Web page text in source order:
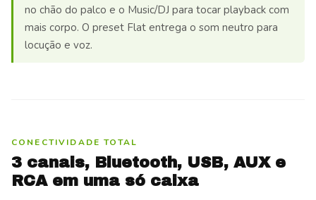
no chão do palco e o Music/DJ para tocar playback com
mais corpo. O preset Flat entrega o som neutro para
locução e voz.
CONECTIVIDADE TOTAL
3 canais, Bluetooth, USB, AUX e
RCA em uma só caixa